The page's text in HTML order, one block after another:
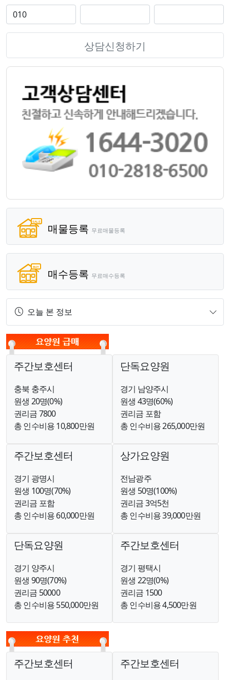
상담신청하기
매물등록 무료매물등록
매수등록 무료매수등록
오늘 본 정보
주간보호센터
충북 충주시
원생 20명(0%)
권리금 7800
총 인수비용 10,800만원
단독요양원
경기 남양주시
원생 43명(60%)
권리금 포함
총 인수비용 265,000만원
주간보호센터
경기 광명시
원생 100명(70%)
권리금 포함
총 인수비용 60,000만원
상가요양원
전남광주
원생 50명(100%)
권리금 3억5천
총 인수비용 39,000만원
단독요양원
경기 양주시
원생 90명(70%)
권리금 50000
총 인수비용 550,000만원
주간보호센터
경기 평택시
원생 22명(0%)
권리금 1500
총 인수비용 4,500만원
주간보호센터 주간보호센터